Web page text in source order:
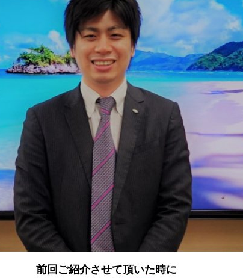
前回 ご紹介させて頂いた時に